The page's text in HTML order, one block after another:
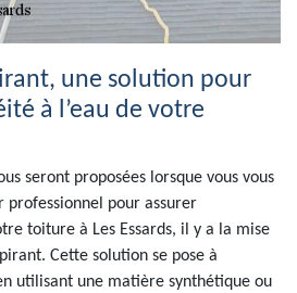
une solution pour
à l’eau de votre
seront proposées lorsque vous vous
professionnel pour assurer
toiture à Les Essards, il y a la mise
Cette solution se pose à
utilisant une matière synthétique ou